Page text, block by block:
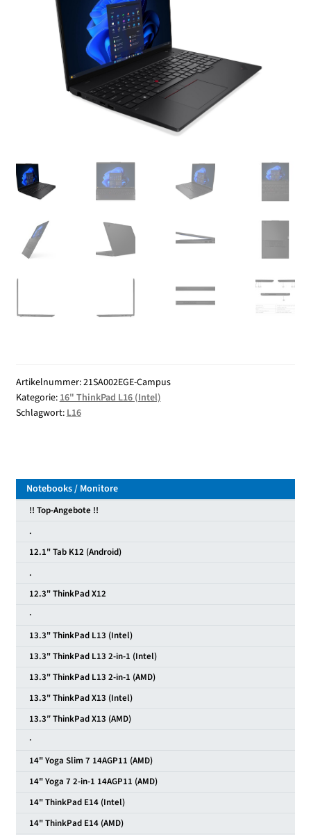
Artikelnummer:21SA002EGE-Campus
Kategorie:16" ThinkPad L16 (Intel)
Schlagwort:L16
Notebooks / Monitore
!! Top-Angebote !!
.
12.1" Tab K12 (Android)
.
12.3" ThinkPad X12
·
13.3" ThinkPad L13 (Intel)
13.3" ThinkPad L13 2-in-1 (Intel)
13.3" ThinkPad L13 2-in-1 (AMD)
13.3" ThinkPad X13 (Intel)
13.3″ ThinkPad X13 (AMD)
·
14" Yoga Slim 7 14AGP11 (AMD)
14" Yoga 7 2-in-1 14AGP11 (AMD)
14" ThinkPad E14 (Intel)
14" ThinkPad E14 (AMD)